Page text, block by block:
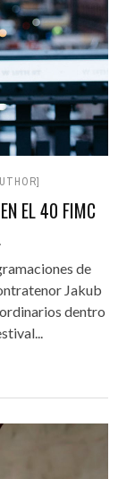
EL 40 FIMC
de
Jakub
dentro